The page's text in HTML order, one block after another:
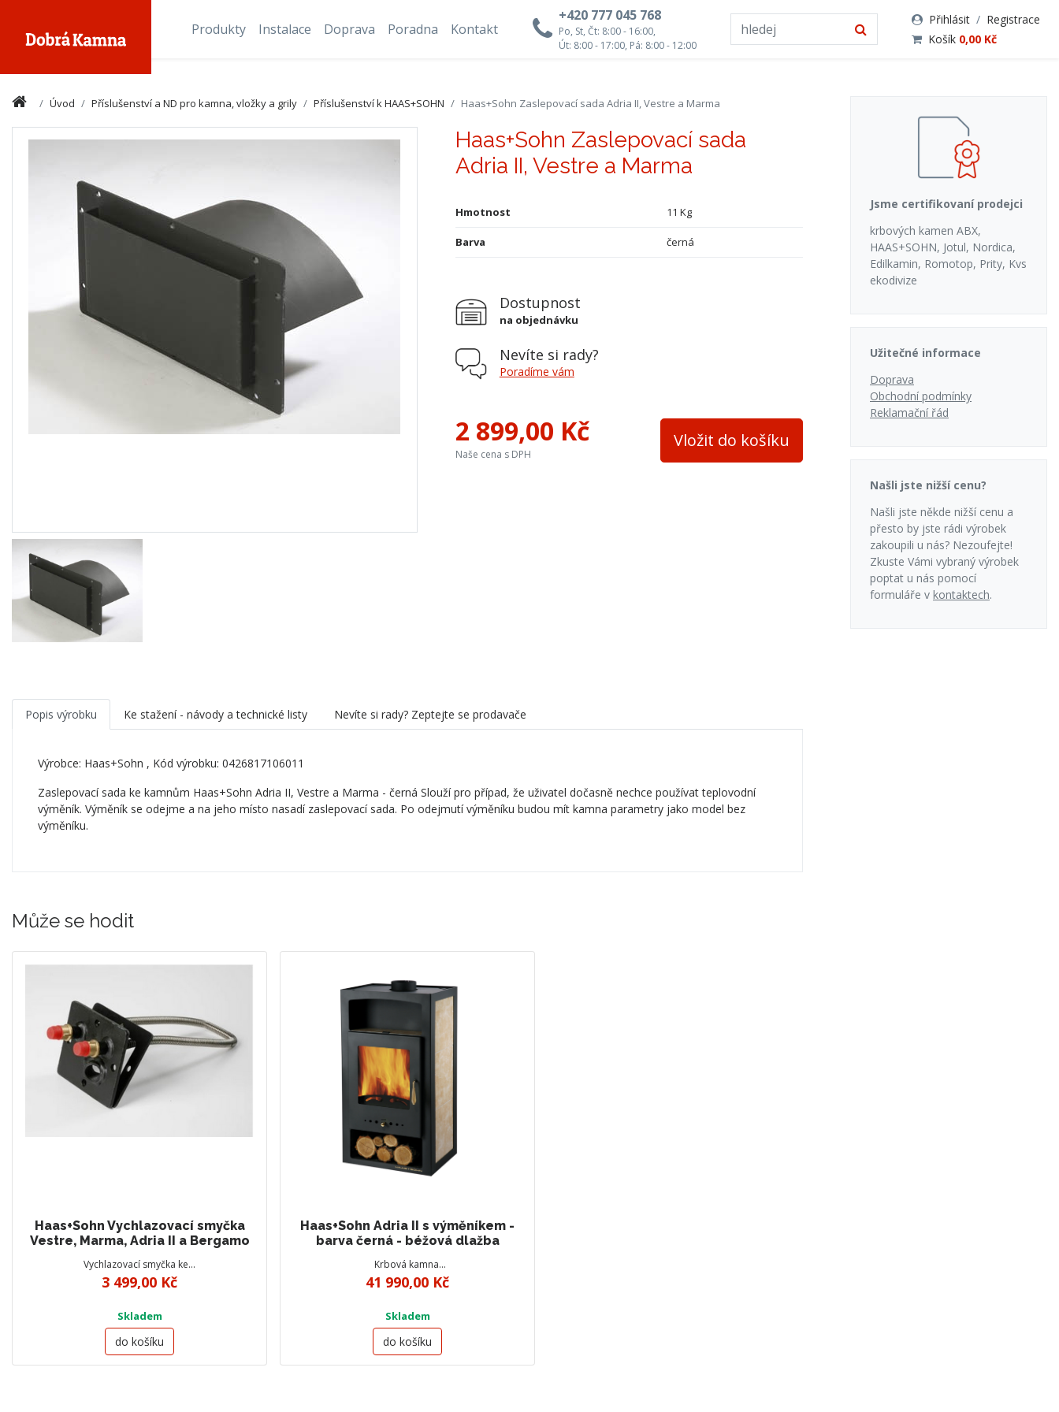
+420 777 045 768
Po, St, Čt: 8:00 - 16:00,
Út: 8:00 - 17:00, Pá: 8:00 - 12:00
Přihlásit / Registrace
Košík 0,00 Kč
Produkty Instalace Doprava Poradna Kontakt
Úvod Příslušenství a ND pro kamna, vložky a grily Příslušenství k HAAS+SOHN Haas+Sohn Zaslepovací sada Adria II, Vestre a Marma
Haas+Sohn Zaslepovací sada
Adria II, Vestre a Marma
Hmotnost 11 Kg
Barva černá
Dostupnost
na objednávku
Nevíte si rady?
Poradíme vám
2 899,00 Kč
Naše cena s DPH
Vložit do košíku
Popis výrobku Ke stažení - návody a technické listy Nevíte si rady? Zeptejte se prodavače
Výrobce: Haas+Sohn , Kód výrobku: 0426817106011
Zaslepovací sada ke kamnům Haas+Sohn Adria II, Vestre a Marma - černá Slouží pro případ, že uživatel dočasně nechce používat teplovodní
výměník. Výměník se odejme a na jeho místo nasadí zaslepovací sada. Po odejmutí výměníku budou mít kamna parametry jako model bez
výměníku.
Může se hodit
Haas+Sohn Vychlazovací smyčka
Vestre, Marma, Adria II a Bergamo
Vychlazovací smyčka ke…
3 499,00 Kč
Skladem
do košíku
Haas+Sohn Adria II s výměníkem -
barva černá - béžová dlažba
Krbová kamna…
41 990,00 Kč
Skladem
do košíku
Jsme certifikovaní prodejci
krbových kamen ABX,
HAAS+SOHN, Jotul, Nordica,
Edilkamin, Romotop, Prity, Kvs
ekodivize
Užitečné informace
Doprava
Obchodní podmínky
Reklamační řád
Našli jste nižší cenu?
Našli jste někde nižší cenu a
přesto by jste rádi výrobek
zakoupili u nás? Nezoufejte!
Zkuste Vámi vybraný výrobek
poptat u nás pomocí
formuláře v kontaktech.